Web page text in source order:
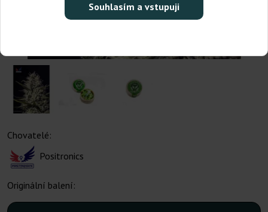
Souhlasím a vstupuji
Chovatelé:
Positronics
Originální balení: